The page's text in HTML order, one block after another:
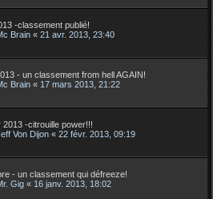
-classement publié!
Brain « 21 avr. 2013, 23:40
- un classement from hell AGAIN!
Brain « 17 mars 2013, 21:22
-citrouille power!!!
Von Dijon « 22 févr. 2013, 09:19
- un classement qui défreeze!
Gig « 16 janv. 2013, 18:02